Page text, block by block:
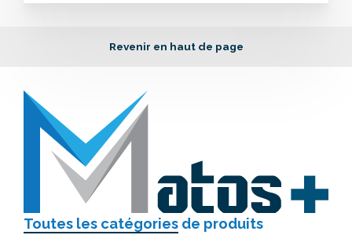
Revenir en haut de page
Toutes les catégories de produits